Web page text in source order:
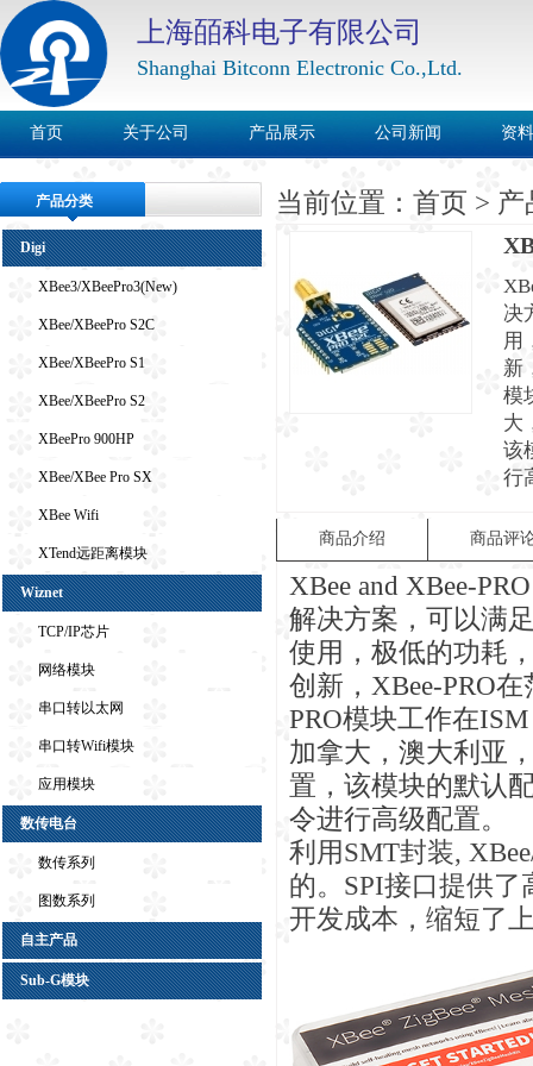
首页 关于公司 产品展示 公司新闻 资
上海皕科电子有限公司
Shanghai Bitconn Electronic Co.,Ltd.
产品分类
Digi
XBee3/XBeePro3(New)
XBee/XBeePro S2C
XBee/XBeePro S1
XBee/XBeePro S2
XBeePro 900HP
XBee/XBee Pro SX
XBee Wifi
XTend远距离模块
Wiznet
TCP/IP芯片
网络模块
串口转以太网
串口转Wifi模块
应用模块
数传电台
数传系列
图数系列
自主产品
Sub-G模块
当前位置： 首页 > 产
决
用
新
模
大
该
行
商品介绍 商品评
XBee and XBee-
解决方案，可以满
使用，极低的功耗
创新，XBee-PRO
PRO模块工作在
加拿大，澳大利亚
置，该模块的默认
令进行高级配置。
利用SMT封装,
的。SPI接口提供
开发成本，缩短了